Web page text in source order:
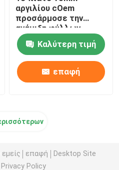
αργιλίου cOem
προσάρμοσε την
ανάμιξη φύλλων
αργιλίου 7075 T6
Καλύτερη τιμή
επαφή
επαφή
Desktop Site
Privacy Policy